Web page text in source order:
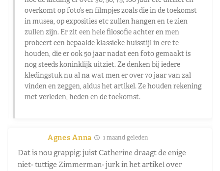
overkomt op foto’s en filmpjes zoals die in de toekomst
in musea, op exposities etc zullen hangen en te zien
zullen zijn. Er zit een hele filosofie achter en men
probeert een bepaalde klassieke huisstijl in ere te
houden, die er ook 50 jaar nadat een foto gemaakt is
nog steeds koninklijk uitziet. Ze denken bij iedere
kledingstuk nu al na wat men er over 70 jaar van zal
vinden en zeggen, aldus het artikel. Ze houden rekening
met verleden, heden en de toekomst.
Agnes Anna 1 maand geleden
Dat is nou grappig: juist Catherine draagt de enige
niet- tuttige Zimmerman- jurk in het artikel over